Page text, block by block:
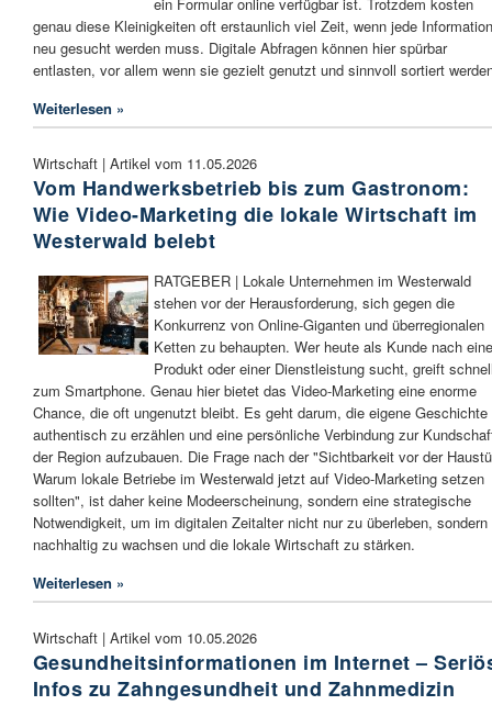
genau diese Kleinigkeiten oft erstaunlich viel Zeit, wenn jede Information
neu gesucht werden muss. Digitale Abfragen können hier spürbar
entlasten, vor allem wenn sie gezielt genutzt und sinnvoll sortiert
Weiterlesen »
Wirtschaft | Artikel vom 11.05.2026
Vom Handwerksbetrieb bis zum Gastronom:
Wie Video-Marketing die lokale Wirtschaft im
Westerwald belebt
RATGEBER | Lokale Unternehmen im Westerwald
stehen vor der Herausforderung, sich gegen die
Konkurrenz von Online-Giganten und überregionalen
Ketten zu behaupten. Wer heute als Kunde nach
Produkt oder einer Dienstleistung sucht, greift
zum Smartphone. Genau hier bietet das Video-Marketing eine enorme
Chance, die oft ungenutzt bleibt. Es geht darum, die eigene Geschichte
authentisch zu erzählen und eine persönliche Verbindung zur
der Region aufzubauen. Die Frage nach der "Sichtbarkeit vor der
Warum lokale Betriebe im Westerwald jetzt auf Video-Marketing setzen
sollten", ist daher keine Modeerscheinung, sondern eine strategische
Notwendigkeit, um im digitalen Zeitalter nicht nur zu überleben, sondern
nachhaltig zu wachsen und die lokale Wirtschaft zu stärken.
Weiterlesen »
Wirtschaft | Artikel vom 10.05.2026
Gesundheitsinformationen im Internet –
Infos zu Zahngesundheit und Zahnmedizin